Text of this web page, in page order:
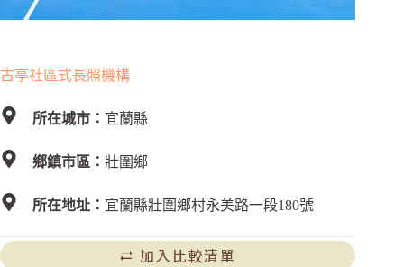
古亭社區式長照機構
所在城市： 宜蘭縣
鄉鎮市區： 壯圍鄉
所在地址： 宜蘭縣壯圍鄉村永美路一段180號
加入比較清單